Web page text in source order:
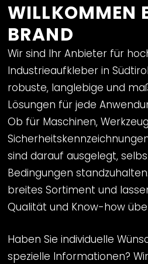
WILLKOMMEN
BRAND
Wir sind Ihr Anbieter für
Industrieaufkleber in
robuste, langlebige und
Lösungen für jede
Ob für Maschinen,
sind darauf ausgelegt,
Bedingungen
breites Sortiment und
Qualität und Know-how
Haben Sie individuelle
spezielle Informationen?